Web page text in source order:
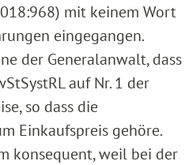
mit keinem Wort
eingegangen.
der Generalanwalt, dass
auf Nr. 1 der
so dass die
Einkaufspreis gehöre.
konsequent, weil bei der